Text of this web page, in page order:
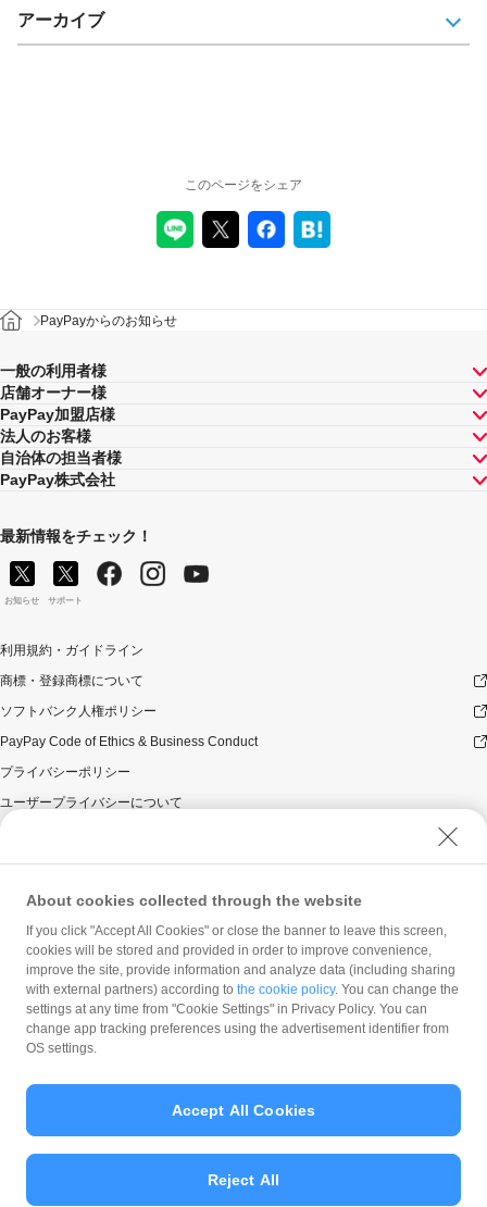
アーカイブ
このページをシェア
PayPayからのお知らせ
一般の利用者様
店舗オーナー様
PayPay加盟店様
法人のお客様
自治体の担当者様
PayPay株式会社
最新情報をチェック！
お知らせ サポート
利用規約・ガイドライン
商標・登録商標について
ソフトバンク人権ポリシー
PayPay Code of Ethics & Business Conduct
プライバシーポリシー
ユーザープライバシーについて
ウェブサイト利用規約
反社会的勢力に対する方針
勧誘方針
マネロン等基本方針
カスタマーハラスメントに関する当社の考え方
© PayPay Corporation
About cookies collected through the website
If you click "Accept All Cookies" or close the banner to leave this screen,
cookies will be stored and provided in order to improve convenience,
improve the site, provide information and analyze data (including sharing
with external partners) according to the cookie policy. You can change the
settings at any time from "Cookie Settings" in Privacy Policy. You can
change app tracking preferences using the advertisement identifier from
OS settings.
Reject All
Accept All Cookies